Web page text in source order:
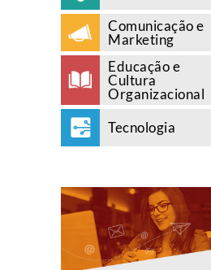
Comunicação e
Marketing
Educação e
Cultura
Organizacional
Tecnologia